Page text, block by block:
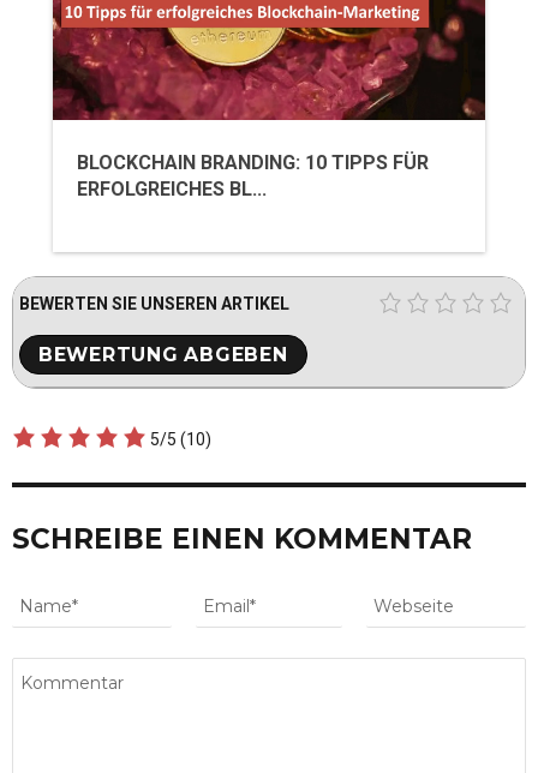
BLOCKCHAIN BRANDING: 10 TIPPS FÜR
ERFOLGREICHES BL...
BEWERTEN SIE UNSEREN ARTIKEL
5/5 (10)
SCHREIBE EINEN KOMMENTAR